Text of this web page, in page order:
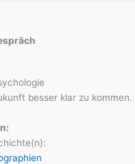
besser klar zu kommen.